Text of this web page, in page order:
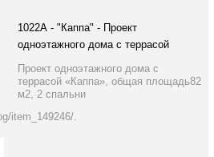
1022А - "Каппа" - Проект
одноэтажного дома с террасой
Проект одноэтажного дома с
террасой «Каппа», общая площадь82
м2, 2 спальни
item_149246/.